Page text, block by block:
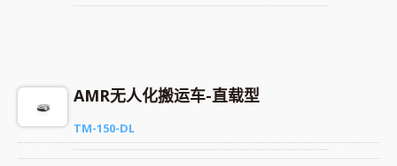
AMR无人化搬运车-直载型
TM-150-DL